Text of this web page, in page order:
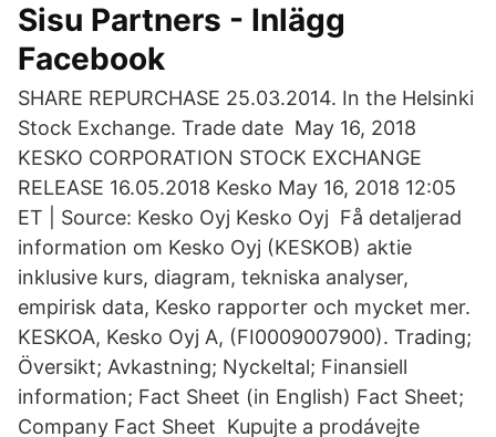
Sisu Partners - Inlägg
Facebook
SHARE REPURCHASE 25.03.2014. In the Helsinki
Stock Exchange. Trade date May 16, 2018
KESKO CORPORATION STOCK EXCHANGE
RELEASE 16.05.2018 Kesko May 16, 2018 12:05
ET | Source: Kesko Oyj Kesko Oyj Få detaljerad
information om Kesko Oyj (KESKOB) aktie
inklusive kurs, diagram, tekniska analyser,
empirisk data, Kesko rapporter och mycket mer.
KESKOA, Kesko Oyj A, (FI0009007900). Trading;
Översikt; Avkastning; Nyckeltal; Finansiell
information; Fact Sheet (in English) Fact Sheet;
Company Fact Sheet Kupujte a prodávejte